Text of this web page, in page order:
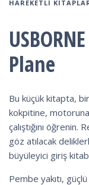
HAREKETLI
Plane
Bu küçük kitapta, bir
kokpitine,
çalıştığını öğrenin.
göz atılacak
büyüleyici giriş
Pembe yakıtı,